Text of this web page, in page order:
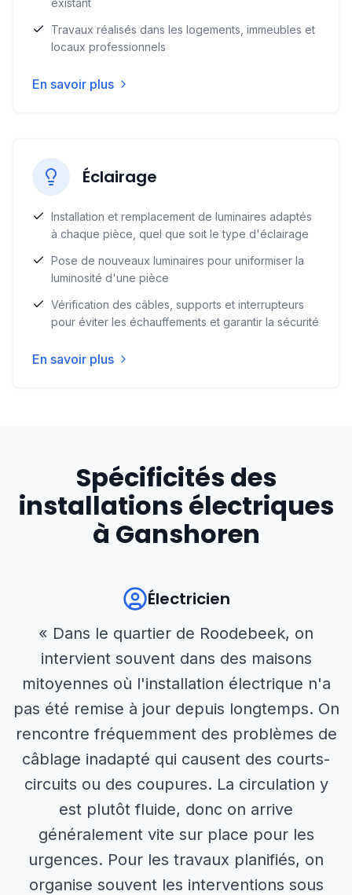
existant
Travaux réalisés dans les logements, immeubles et
locaux professionnels
En savoir plus
Éclairage
Installation et remplacement de luminaires adaptés
à chaque pièce, quel que soit le type d'éclairage
Pose de nouveaux luminaires pour uniformiser la
luminosité d'une pièce
Vérification des câbles, supports et interrupteurs
pour éviter les échauffements et garantir la sécurité
En savoir plus
Spécificités des
installations électriques
à Ganshoren
Électricien
« Dans le quartier de Roodebeek, on
intervient souvent dans des maisons
mitoyennes où l'installation électrique n'a
pas été remise à jour depuis longtemps. On
rencontre fréquemment des problèmes de
câblage inadapté qui causent des courts-
circuits ou des coupures. La circulation y
est plutôt fluide, donc on arrive
généralement vite sur place pour les
urgences. Pour les travaux planifiés, on
organise souvent les interventions sous